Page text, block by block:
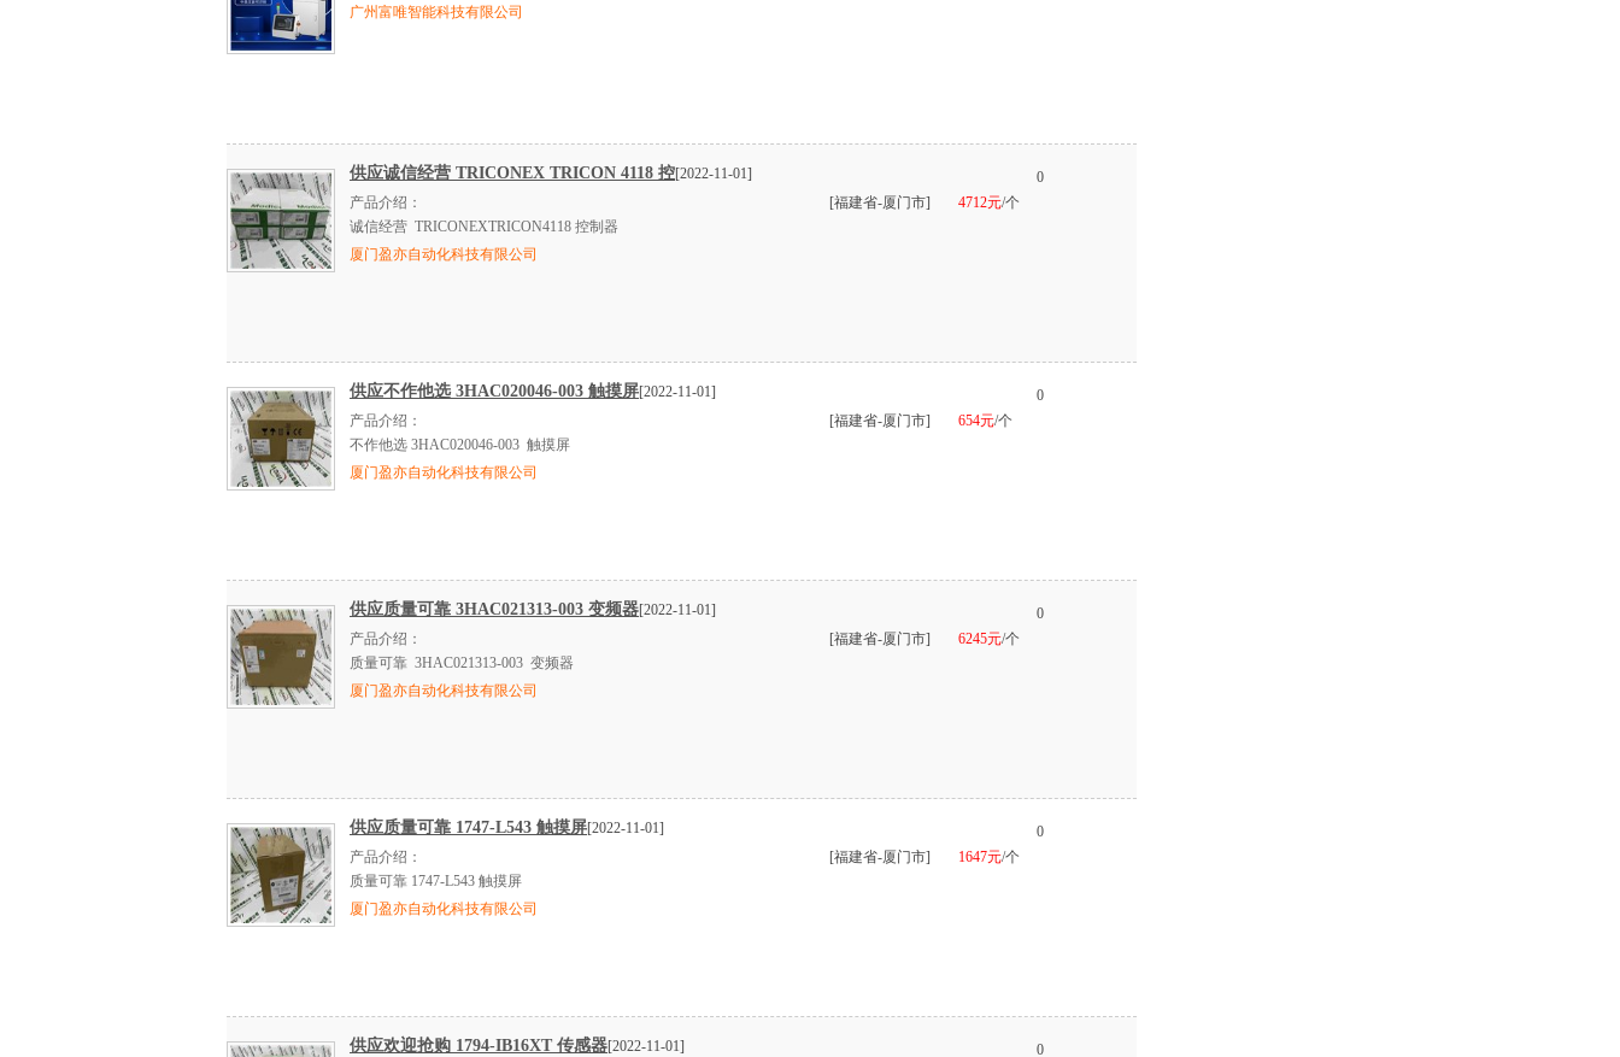
广州富唯智能科技有限公司
供应诚信经营 TRICONEX TRICON 4118 控[2022-11-01]
产品介绍：
诚信经营 TRICONEXTRICON4118 控制器
厦门盈亦自动化科技有限公司
[福建省-厦门市] 4712元/个
0
供应不作他选 3HAC020046-003 触摸屏[2022-11-01]
产品介绍：
不作他选 3HAC020046-003 触摸屏
厦门盈亦自动化科技有限公司
[福建省-厦门市] 654元/个
0
供应质量可靠 3HAC021313-003 变频器[2022-11-01]
产品介绍：
质量可靠 3HAC021313-003 变频器
厦门盈亦自动化科技有限公司
[福建省-厦门市] 6245元/个
0
供应质量可靠 1747-L543 触摸屏[2022-11-01]
产品介绍：
质量可靠 1747-L543 触摸屏
厦门盈亦自动化科技有限公司
[福建省-厦门市] 1647元/个
0
供应欢迎抢购 1794-IB16XT 传感器[2022-11-01]
0